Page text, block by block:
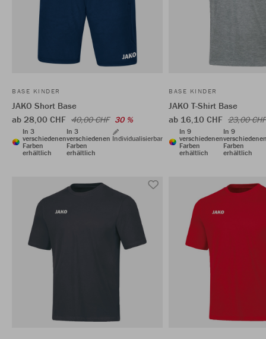
BASE KINDER
JAKO Short Base
ab 28,00 CHF 40,00 CHF 30 %
In 3
verschiedenen
Farben
erhältlich
In 3
verschiedenen
Farben
erhältlich
Individualisierbar
BASE KINDER
JAKO T-Shirt Base
ab 16,10 CHF 23,00 CHF
In 9
verschiedenen
Farben
erhältlich
In 9
Farben
erhältlich